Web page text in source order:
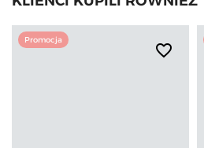
Promocja
favorite_border